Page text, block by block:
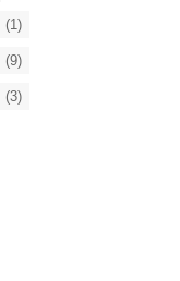
(1)
(9)
(3)